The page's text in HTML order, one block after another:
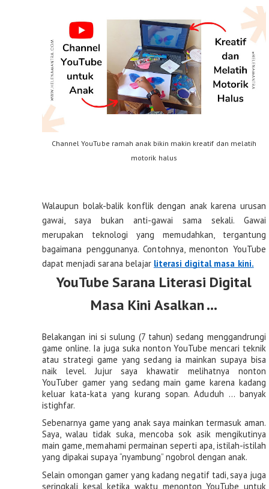
Channel YouTube ramah anak bikin makin kreatif dan melatih
motorik halus
Walaupun bolak-balik konflik dengan anak karena urusan
gawai, saya bukan anti-gawai sama sekali. Gawai
merupakan teknologi yang memudahkan, tergantung
bagaimana penggunanya. Contohnya, menonton YouTube
dapat menjadi sarana belajar literasi digital masa kini.
YouTube Sarana Literasi Digital
Masa Kini Asalkan …
Belakangan ini si sulung (7 tahun) sedang menggandrungi
game online. Ia juga suka nonton YouTube mencari teknik
atau strategi game yang sedang ia mainkan supaya bisa
naik level. Jujur saya khawatir melihatnya nonton
YouTuber gamer yang sedang main game karena kadang
keluar kata-kata yang kurang sopan. Aduduh … banyak
istighfar.
Sebenarnya game yang anak saya mainkan termasuk aman.
Saya, walau tidak suka, mencoba sok asik mengikutinya
main game, memahami permainan seperti apa, istilah-istilah
yang dipakai supaya “nyambung” ngobrol dengan anak.
Selain omongan gamer yang kadang negatif tadi, saya juga
seringkali kesal ketika waktu menonton YouTube untuk